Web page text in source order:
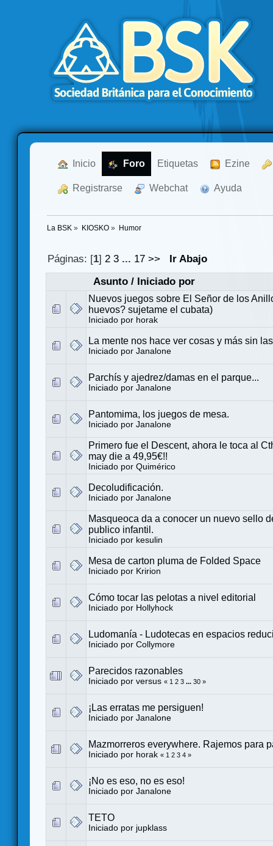
Inicio Foro Etiquetas Ezine
Registrarse Webchat Ayuda
La BSK » KIOSKO» Humor
Páginas: [1]2 3 ... 17 >>
Ir Abajo
Asunto/ Iniciado por
Nuevos juegos sobre El Señor de los
huevos? sujetame el cubata)
Iniciado por horak
La mente nos hace ver cosas y más sin
Iniciado por Janalone
Parchís y ajedrez/damas en el parque...
Iniciado por Janalone
Pantomima, los juegos de mesa.
Iniciado por Janalone
Primero fue el Descent, ahora le toca al
may die a 49,95€!!
Iniciado por Quimérico
Decoludificación.
Iniciado por Janalone
Masqueoca da a conocer un nuevo sello
publico infantil.
Iniciado por kesulin
Mesa de carton pluma de Folded Space
Iniciado por Kririon
Cómo tocar las pelotas a nivel editorial
Iniciado por Hollyhock
Ludomanía - Ludotecas en espacios
Iniciado por Collymore
Parecidos razonables
Iniciado por versus « 1 2 3 ... 30 »
¡Las erratas me persiguen!
Iniciado por Janalone
Mazmorreros everywhere. Rajemos para
Iniciado por horak « 1 2 3 4 »
¡No es eso, no es eso!
Iniciado por Janalone
TETO
Iniciado por jupklass